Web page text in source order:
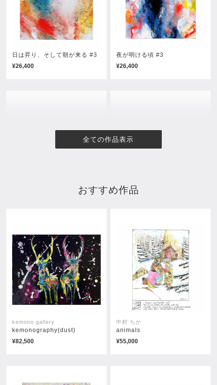
全ての作品表示
日は昇り、そして朝が来る #3
¥26,400
夜が明ける頃 #3
¥26,400
おすすめ作品
kemono gallery
kemonography(dust)
¥82,500
中村 ちか
animals
¥55,000